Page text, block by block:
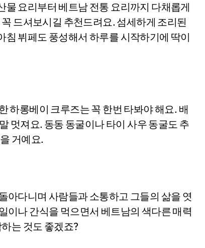
요리부터 베트남 전통 요리까지 다채롭게
드셔보시길 추천드려요. 섬세하게 조리된
뷔페도 풍성해서 하루를 시작하기에 딱이
하롱베이 크루즈는 꼭 한번 타봐야 해요. 배
멋져요. 동동 동굴이나 타이 사우 동굴도 추
거예요.
아다니며 사람들과 소통하고 그들의 삶을 엿
이나 간식을 먹으면서 베트남의 색다른 매력
는 것도 좋겠죠?